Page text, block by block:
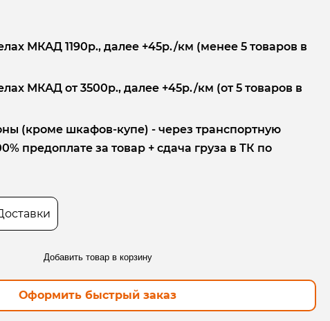
МКАД 1190р., далее +45р./км (менее 5 товаров в
МКАД от 3500р., далее +45р./км (от 5 товаров в
(кроме шкафов-купе) - через транспортную
предоплате за товар + сдача груза в ТК по
Добавить товар в корзину
Оформить быстрый заказ